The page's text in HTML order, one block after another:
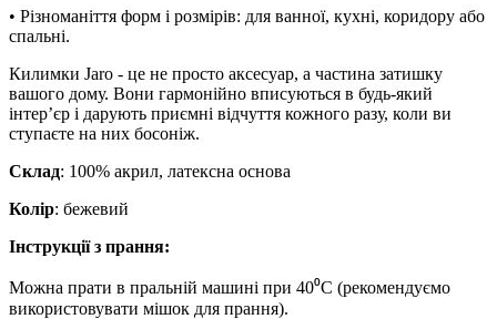
• Різноманіття форм і розмірів: для ванної, кухні, коридору або
спальні.
Килимки Jaro - це не просто аксесуар, а частина затишку
вашого дому. Вони гармонійно вписуються в будь-який
інтер’єр і дарують приємні відчуття кожного разу, коли ви
ступаєте на них босоніж.
Склад: 100% акрил, латексна основа
Колір: бежевий
Інструкції з прання:
Можна прати в пральній машині при 40⁰С (рекомендуємо
використовувати мішок для прання).